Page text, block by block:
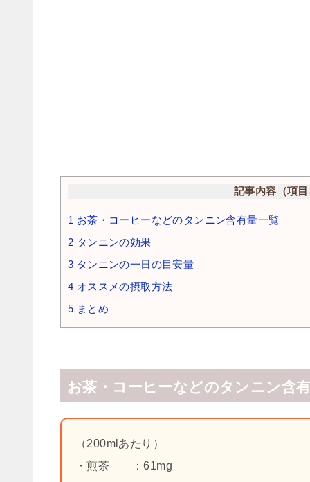
記事内容（項
1 お茶・コーヒーなどのタンニン含有量一覧
2 タンニンの効果
3 タンニンの一日の目安量
4 オススメの摂取方法
5 まとめ
お茶・コーヒーなどのタンニン含
（200mlあたり）
・煎茶 ：61mg